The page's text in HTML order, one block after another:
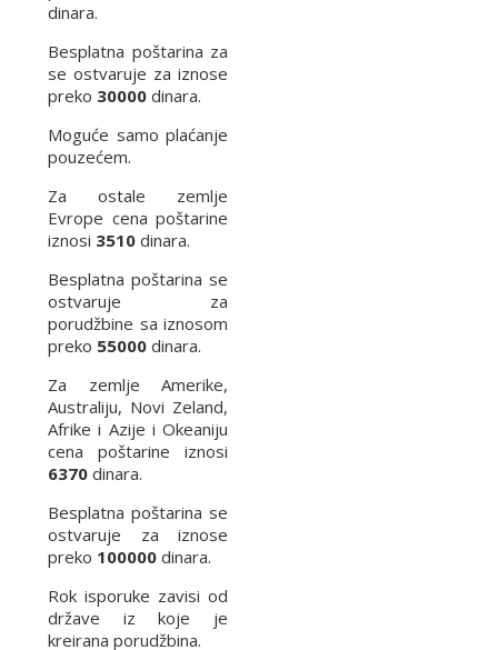
dinara.
Besplatna poštarina za
se ostvaruje za iznose
preko 30000 dinara.
Moguće samo plaćanje
pouzećem.
Za ostale zemlje
Evrope cena poštarine
iznosi 3510 dinara.
Besplatna poštarina se
ostvaruje za
porudžbine sa iznosom
preko 55000 dinara.
Za zemlje Amerike,
Australiju, Novi Zeland,
Afrike i Azije i Okeaniju
cena poštarine iznosi
6370 dinara.
Besplatna poštarina se
ostvaruje za iznose
preko 100000 dinara.
Rok isporuke zavisi od
države iz koje je
kreirana porudžbina.